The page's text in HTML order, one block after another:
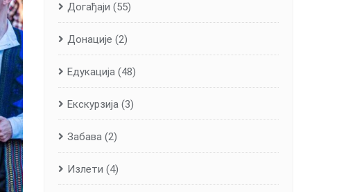
Догађаји (55)
Донације (2)
Едукација (48)
Екскурзија (3)
Забава (2)
Излети (4)